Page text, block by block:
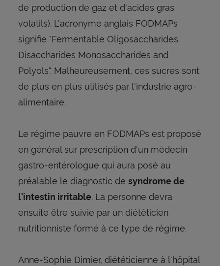
de production de gaz et d'acides gras
volatils). L'acronyme anglais FODMAPs
signifie "Fermentable Oligosaccharides
Disaccharides Monosaccharides and
Polyols". Malheureusement, ces sucres sont
de plus en plus utilisés par l'industrie agro-
alimentaire.
Le régime pauvre en FODMAPs est proposé
en général sur prescription d'un médecin
gastro-entérologue qui aura posé au
préalable le diagnostic de syndrome de
l'intestin irritable. La personne devra
ensuite être suivie par un diététicien
nutritionniste formé à ce type de régime.
Anne-Sophie Dimier, diététicienne à l'hôpital